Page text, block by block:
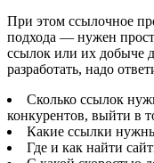
При этом ссылочное
подхода — нужен
ссылок или их добыче
разработать, надо
Сколько ссылок
конкурентов, выйти в
Какие ссылки
Где и как найти